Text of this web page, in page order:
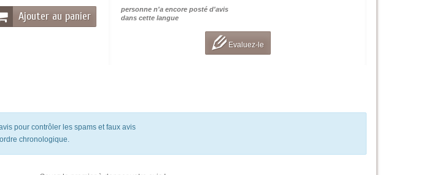
personne n'a encore posté d'avis
dans cette langue
Evaluez-le
Ajouter au panier
pour contrôler les spams et faux avis
chronologique.